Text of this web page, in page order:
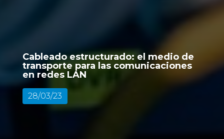
Cableado estructurado: el medio de
transporte para las comunicaciones
en redes LAN
28/03/23